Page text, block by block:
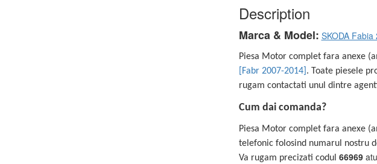
Description
Marca & Model: SKODA
Piesa Motor complet fara anexe
[Fabr 2007-2014] . Toate piesele
rugam contactati unul dintre
Cum dai comanda?
Piesa Motor complet fara anexe
telefonic folosind numarul nostru
Va rugam precizati codul 66969